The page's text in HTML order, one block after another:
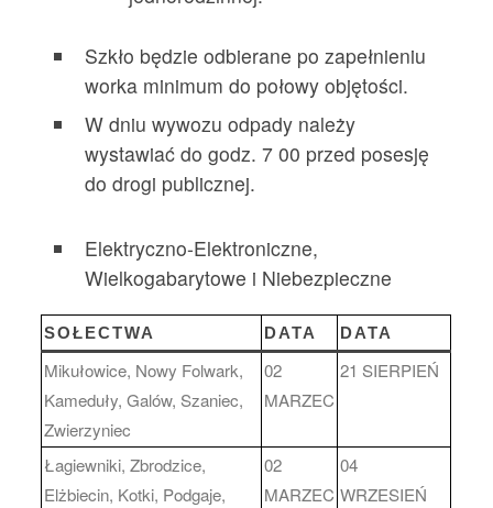
Szkło będzie odbierane po zapełnieniu
worka minimum do połowy objętości.
W dniu wywozu odpady należy
wystawiać do godz. 7 00 przed posesję
do drogi publicznej.
Elektryczno-Elektroniczne,
Wielkogabarytowe i Niebezpieczne
SOŁECTWA DATA DATA
Mikułowice, Nowy Folwark,
Kameduły, Galów, Szaniec,
Zwierzyniec
02
MARZEC
21 SIERPIEŃ
Łagiewniki, Zbrodzice,
Elżbiecin, Kotki, Podgaje,
02
MARZEC
04
WRZESIEŃ